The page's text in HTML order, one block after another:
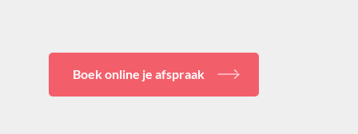
Boek online je afspraak